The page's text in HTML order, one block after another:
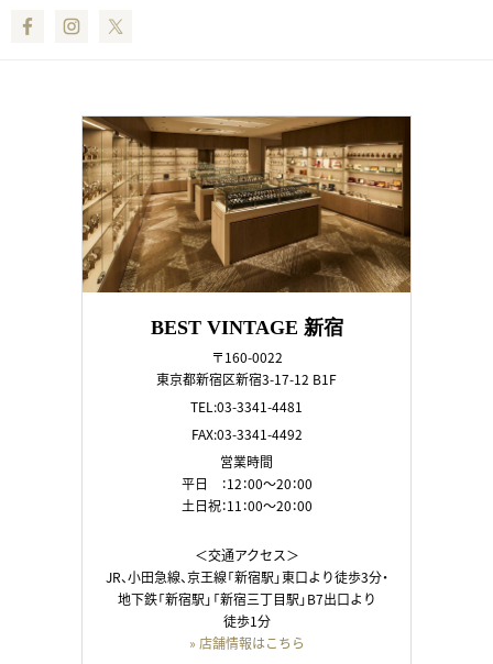
FacebookInstagram
BEST VINTAGE 新宿
〒160-0022
東京都新宿区新宿3-17-12 B1F
TEL:03-3341-4481
FAX:03-3341-4492
営業時間
平日 ：12：00～20：00
土日祝：11：00～20：00
＜交通アクセス＞
JR、小田急線、京王線「新宿駅」東口より徒歩3分・
地下鉄「新宿駅」「新宿三丁目駅」B7出口より
徒歩1分
» 店舗情報はこちら